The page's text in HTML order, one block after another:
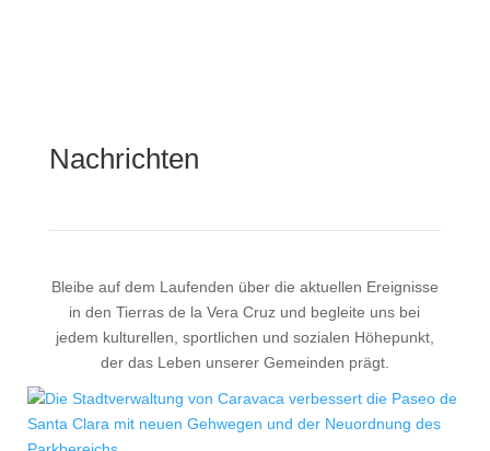
Nachrichten
Bleibe auf dem Laufenden über die aktuellen Ereignisse
in den Tierras de la Vera Cruz und begleite uns bei
jedem kulturellen, sportlichen und sozialen Höhepunkt,
der das Leben unserer Gemeinden prägt.